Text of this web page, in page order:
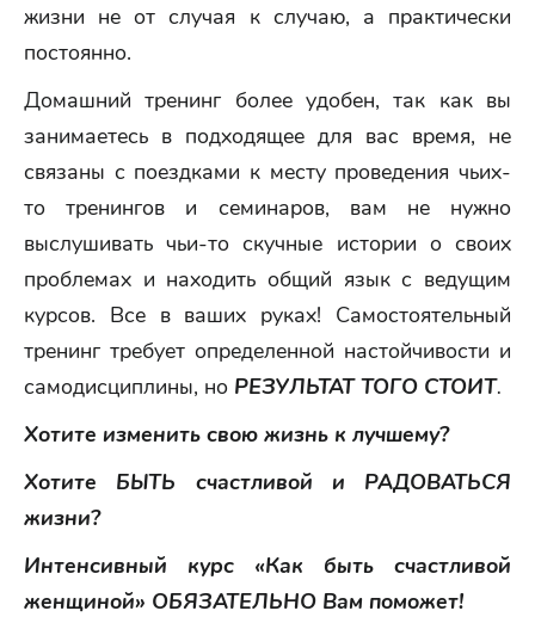
жизни не от случая к случаю, а практически
постоянно.
Домашний тренинг более удобен, так как вы
занимаетесь в подходящее для вас время, не
связаны с поездками к месту проведения чьих-
то тренингов и семинаров, вам не нужно
выслушивать чьи-то скучные истории о своих
проблемах и находить общий язык с ведущим
курсов. Все в ваших руках! Самостоятельный
тренинг требует определенной настойчивости и
самодисциплины, но РЕЗУЛЬТАТ ТОГО СТОИТ.
Хотите изменить свою жизнь к лучшему?
Хотите БЫТЬ счастливой и РАДОВАТЬСЯ
жизни?
Интенсивный курс «Как быть счастливой
женщиной» ОБЯЗАТЕЛЬНО Вам поможет!